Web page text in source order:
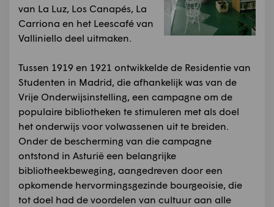
van La Luz, Los Canapés, La
Carriona en het Leescafé van
Valliniello deel uitmaken.
Tussen 1919 en 1921 ontwikkelde de Residentie van
Studenten in Madrid, die afhankelijk was van de
Vrije Onderwijsinstelling, een campagne om de
populaire bibliotheken te stimuleren met als doel
het onderwijs voor volwassenen uit te breiden.
Onder de bescherming van die campagne
ontstond in Asturië een belangrijke
bibliotheekbeweging, aangedreven door een
opkomende hervormingsgezinde bourgeoisie, die
tot doel had de voordelen van cultuur aan alle